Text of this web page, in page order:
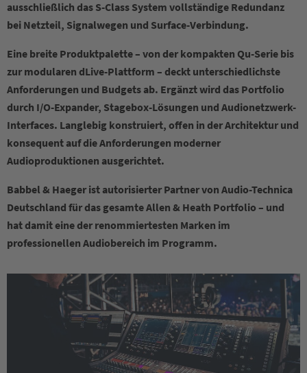
ausschließlich das S-Class System vollständige Redundanz
bei Netzteil, Signalwegen und Surface-Verbindung.
Eine breite Produktpalette – von der kompakten Qu-Serie bis
zur modularen dLive-Plattform – deckt unterschiedlichste
Anforderungen und Budgets ab. Ergänzt wird das Portfolio
durch I/O-Expander, Stagebox-Lösungen und Audionetzwerk-
Interfaces. Langlebig konstruiert, offen in der Architektur und
konsequent auf die Anforderungen moderner
Audioproduktionen ausgerichtet.
Babbel & Haeger ist autorisierter Partner von Audio-Technica
Deutschland für das gesamte Allen & Heath Portfolio – und
hat damit eine der renommiertesten Marken im
professionellen Audiobereich im Programm.